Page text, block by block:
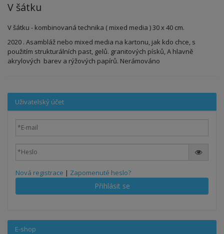
V šátku
V šátku - kombinovaná technika ( mixed media ) 30 x 40 cm.
2020 . Asambláž nebo mixed media na kartonu, jak kdo chce, s
použitím strukturálních past, gelů. granitových písků, A hlavně
akrylových barev a rýžových papírů. Nerámováno
Uživatelský účet
Nová registrace | Zapomenuté heslo?
Přihlásit se
E-shop